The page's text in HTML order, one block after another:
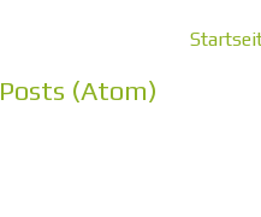
Posts (Atom)